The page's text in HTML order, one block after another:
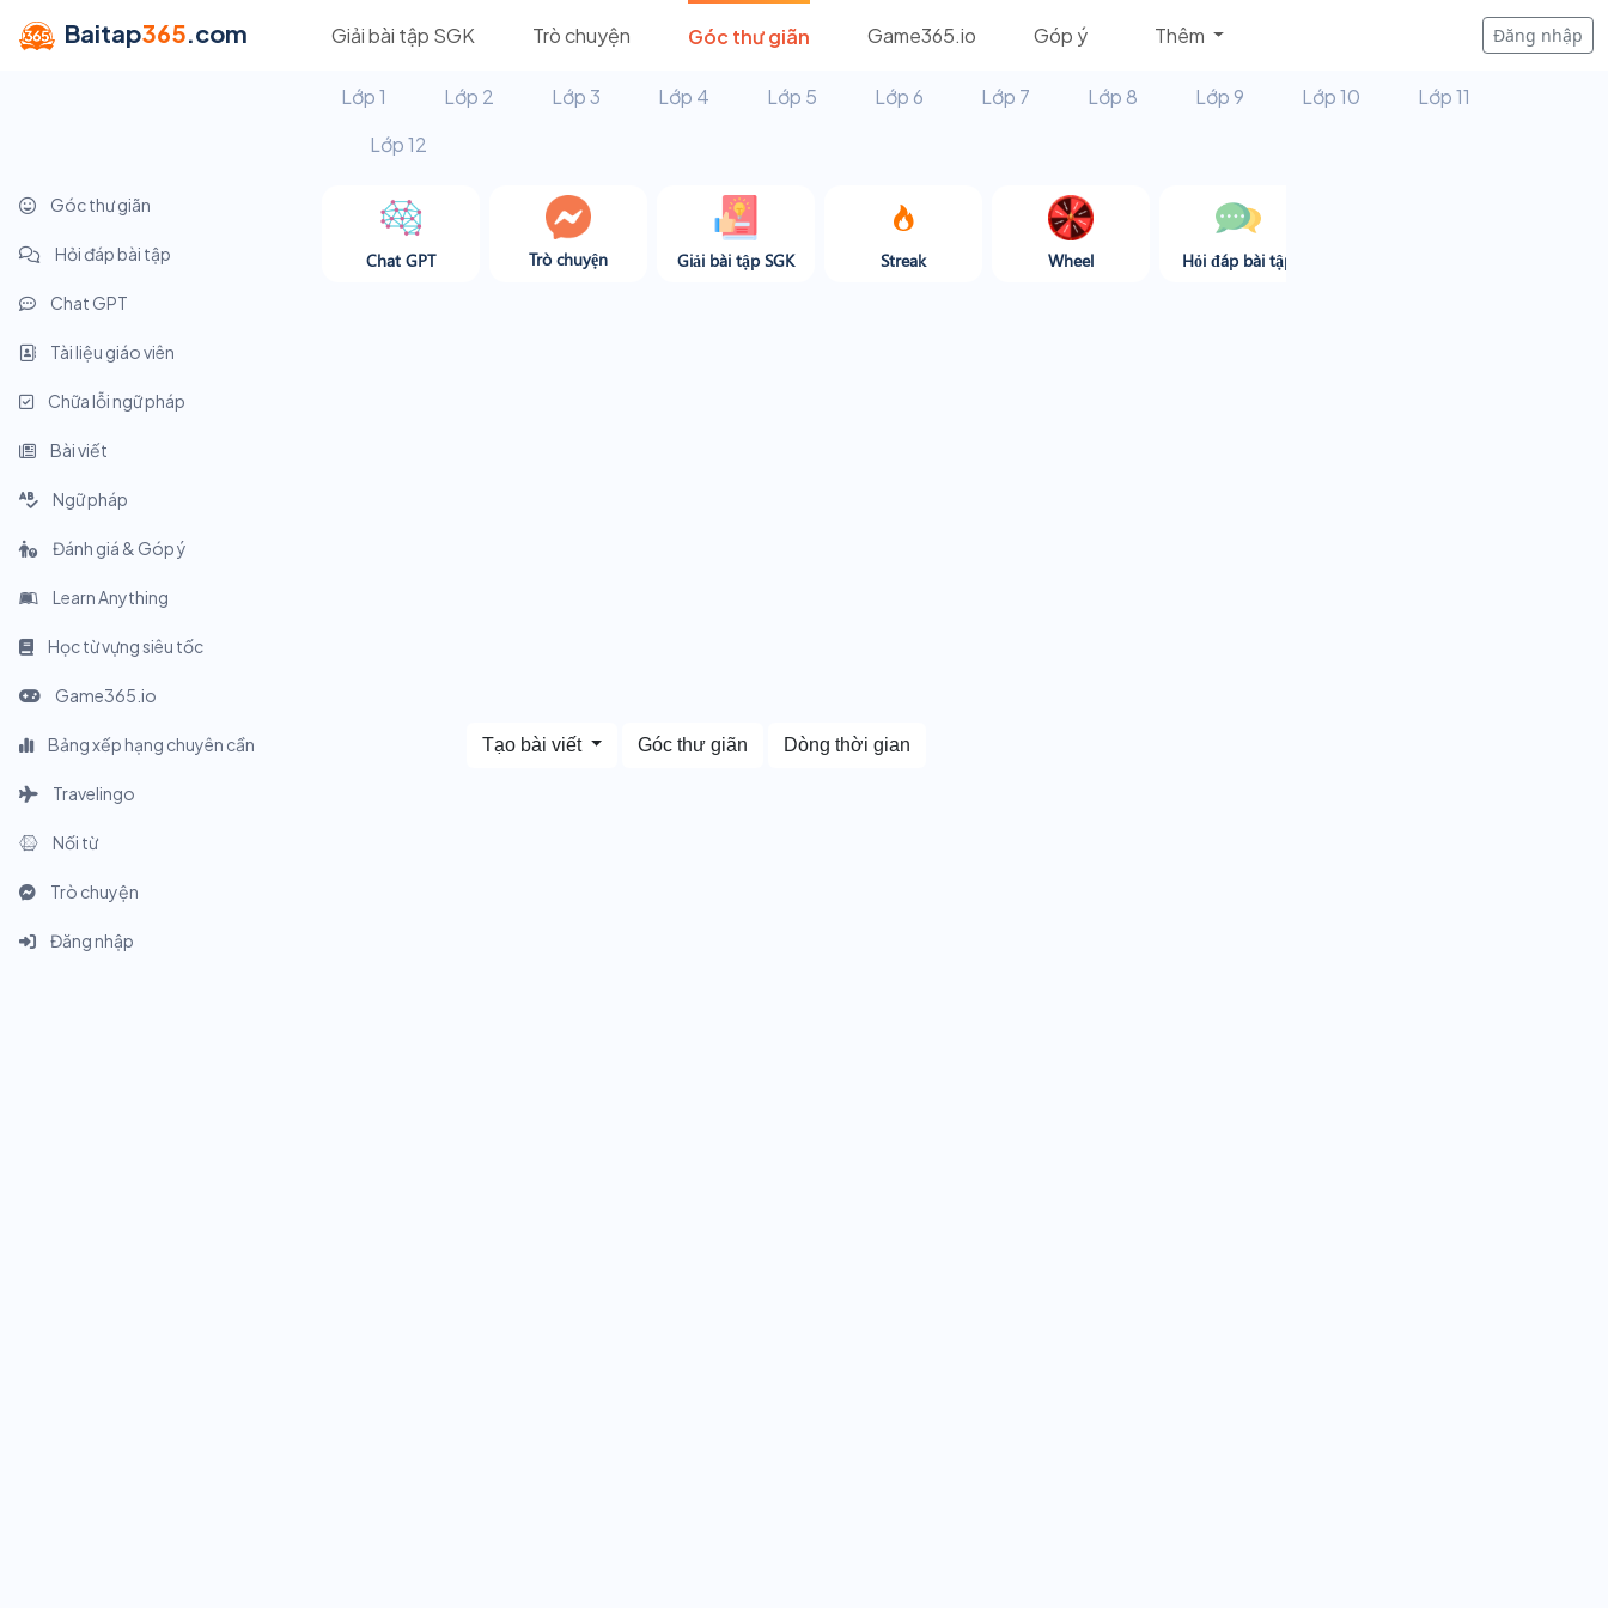
Baitap365.com Giải bài tập SGK Trò chuyện Góc thư giãn Game365.io Góp ý Thêm Đăng nhập
Lớp 1 Lớp 2 Lớp 3 Lớp 4 Lớp 5 Lớp 6 Lớp 7 Lớp 8 Lớp 9 Lớp 10
Lớp 11
Lớp 12
Góc thư giãn
Hỏi đáp bài tập
Chat GPT
Tài liệu giáo viên
Chữa lỗi ngữ pháp
Bài viết
Ngữ pháp
Đánh giá & Góp ý
Learn Anything
Học từ vựng siêu tốc
Game365.io
Bảng xếp hạng chuyên cần
Travelingo
Nối từ
Trò chuyện
Đăng nhập
Chat GPT Trò chuyện Giải bài tập SGK Streak Wheel Hỏi đáp bài tập
Tạo bài viết Góc thư giãn Dòng thời gian